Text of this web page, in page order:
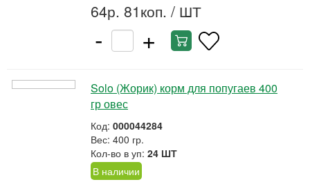
64р. 81коп. / ШТ
- +
Solo (Жорик) корм для попугаев 400
гр овес
Код: 000044284
Вес: 400 гр.
Кол-во в уп: 24 ШТ
В наличии